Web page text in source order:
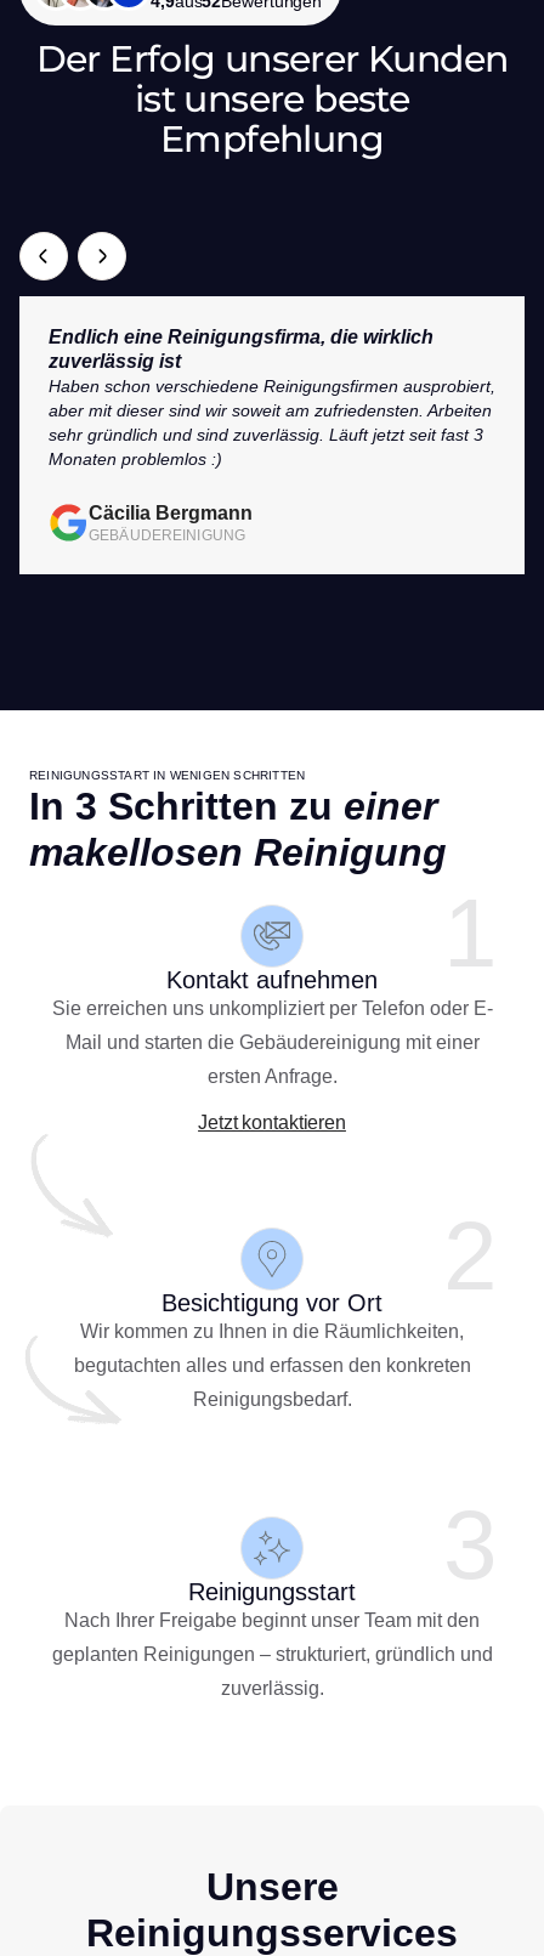
Der Erfolg unserer Kunden
ist unsere beste
Empfehlung
Endlich eine Reinigungsfirma, die wirklich
zuverlässig ist
Haben schon verschiedene Reinigungsfirmen ausprobiert,
aber mit dieser sind wir soweit am zufriedensten. Arbeiten
sehr gründlich und sind zuverlässig. Läuft jetzt seit fast 3
Monaten problemlos :)
Cäcilia Bergmann
GEBÄUDEREINIGUNG
REINIGUNGSSTART IN WENIGEN SCHRITTEN
In 3 Schritten zu einer
makellosen Reinigung
Kontakt aufnehmen
Sie erreichen uns unkompliziert per Telefon oder E-
Mail und starten die Gebäudereinigung mit einer
ersten Anfrage.
Jetzt kontaktieren
1
2
Besichtigung vor Ort
Wir kommen zu Ihnen in die Räumlichkeiten,
begutachten alles und erfassen den konkreten
Reinigungsbedarf.
Reinigungsstart
Nach Ihrer Freigabe beginnt unser Team mit den
geplanten Reinigungen – strukturiert, gründlich und
zuverlässig.
3
Unsere
Reinigungsservices